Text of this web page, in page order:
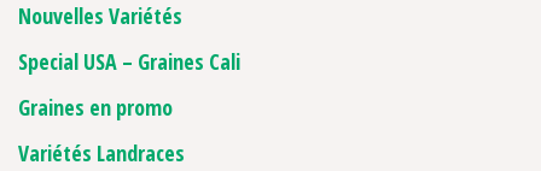
Nouvelles Variétés
Special USA – Graines Cali
Graines en promo
Variétés Landraces